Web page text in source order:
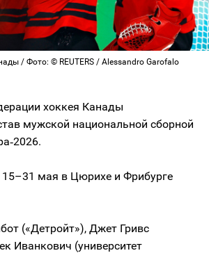
/ Фото: © REUTERS / Alessandro Garofalo
хоккея Канады
мужской национальной сборной
мая в Цюрихе и Фрибурге
(«Детройт»), Джет Гривс
Иванкович (университет